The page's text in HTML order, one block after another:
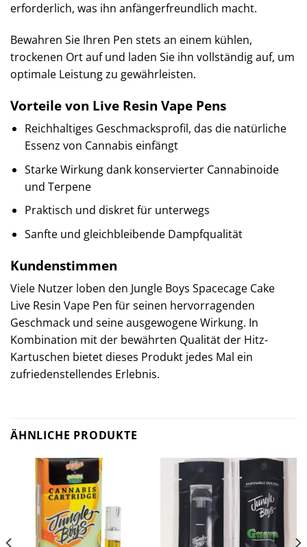
erforderlich, was ihn anfängerfreundlich macht.
Bewahren Sie Ihren Pen stets an einem kühlen,
trockenen Ort auf und laden Sie ihn vollständig auf, um
optimale Leistung zu gewährleisten.
Vorteile von Live Resin Vape Pens
Reichhaltiges Geschmacksprofil, das die natürliche
Essenz von Cannabis einfängt
Starke Wirkung dank konservierter Cannabinoide
und Terpene
Praktisch und diskret für unterwegs
Sanfte und gleichbleibende Dampfqualität
Kundenstimmen
Viele Nutzer loben den Jungle Boys Spacecage Cake
Live Resin Vape Pen für seinen hervorragenden
Geschmack und seine ausgewogene Wirkung. In
Kombination mit der bewährten Qualität der Hitz-
Kartuschen bietet dieses Produkt jedes Mal ein
zufriedenstellendes Erlebnis.
ÄHNLICHE PRODUKTE